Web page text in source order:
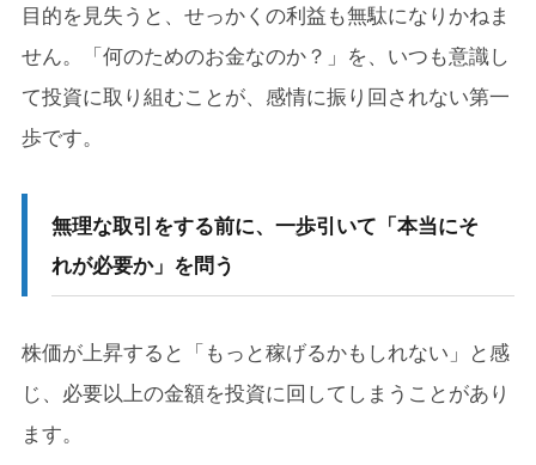
目的を見失うと、せっかくの利益も無駄になりかねま
せん。「何のためのお金なのか？」を、いつも意識し
て投資に取り組むことが、感情に振り回されない第一
歩です。
無理な取引をする前に、一歩引いて「本当にそ
れが必要か」を問う
株価が上昇すると「もっと稼げるかもしれない」と感
じ、必要以上の金額を投資に回してしまうことがあり
ます。